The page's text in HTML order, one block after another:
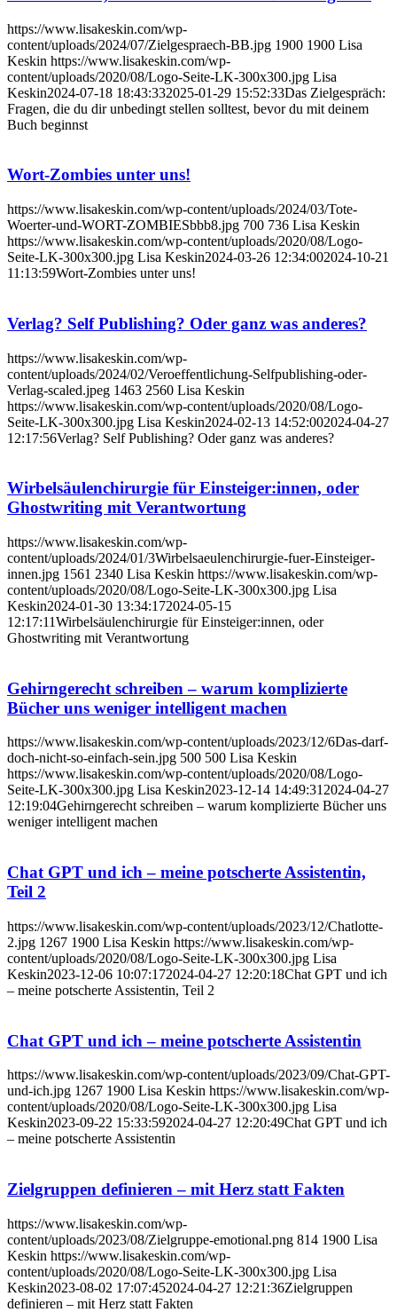
https://www.lisakeskin.com/wp-
content/uploads/2024/07/Zielgespraech-BB.jpg 1900 1900 Lisa
Keskin https://www.lisakeskin.com/wp-
content/uploads/2020/08/Logo-Seite-LK-300x300.jpg Lisa
Keskin2024-07-18 18:43:332025-01-29 15:52:33Das Zielgespräch:
Fragen, die du dir unbedingt stellen solltest, bevor du mit deinem
Buch beginnst
Wort-Zombies unter uns!
https://www.lisakeskin.com/wp-content/uploads/2024/03/Tote-
Woerter-und-WORT-ZOMBIESbbb8.jpg 700 736 Lisa Keskin
https://www.lisakeskin.com/wp-content/uploads/2020/08/Logo-
Seite-LK-300x300.jpg Lisa Keskin2024-03-26 12:34:002024-10-21
11:13:59Wort-Zombies unter uns!
Verlag? Self Publishing? Oder ganz was anderes?
https://www.lisakeskin.com/wp-
content/uploads/2024/02/Veroeffentlichung-Selfpublishing-oder-
Verlag-scaled.jpeg 1463 2560 Lisa Keskin
https://www.lisakeskin.com/wp-content/uploads/2020/08/Logo-
Seite-LK-300x300.jpg Lisa Keskin2024-02-13 14:52:002024-04-27
12:17:56Verlag? Self Publishing? Oder ganz was anderes?
Wirbelsäulenchirurgie für Einsteiger:innen, oder
Ghostwriting mit Verantwortung
https://www.lisakeskin.com/wp-
content/uploads/2024/01/3Wirbelsaeulenchirurgie-fuer-Einsteiger-
innen.jpg 1561 2340 Lisa Keskin https://www.lisakeskin.com/wp-
content/uploads/2020/08/Logo-Seite-LK-300x300.jpg Lisa
Keskin2024-01-30 13:34:172024-05-15
12:17:11Wirbelsäulenchirurgie für Einsteiger:innen, oder
Ghostwriting mit Verantwortung
Gehirngerecht schreiben – warum komplizierte
Bücher uns weniger intelligent machen
https://www.lisakeskin.com/wp-content/uploads/2023/12/6Das-darf-
doch-nicht-so-einfach-sein.jpg 500 500 Lisa Keskin
https://www.lisakeskin.com/wp-content/uploads/2020/08/Logo-
Seite-LK-300x300.jpg Lisa Keskin2023-12-14 14:49:312024-04-27
12:19:04Gehirngerecht schreiben – warum komplizierte Bücher uns
weniger intelligent machen
Chat GPT und ich – meine potscherte Assistentin,
Teil 2
https://www.lisakeskin.com/wp-content/uploads/2023/12/Chatlotte-
2.jpg 1267 1900 Lisa Keskin https://www.lisakeskin.com/wp-
content/uploads/2020/08/Logo-Seite-LK-300x300.jpg Lisa
Keskin2023-12-06 10:07:172024-04-27 12:20:18Chat GPT und ich
– meine potscherte Assistentin, Teil 2
Chat GPT und ich – meine potscherte Assistentin
https://www.lisakeskin.com/wp-content/uploads/2023/09/Chat-GPT-
und-ich.jpg 1267 1900 Lisa Keskin https://www.lisakeskin.com/wp-
content/uploads/2020/08/Logo-Seite-LK-300x300.jpg Lisa
Keskin2023-09-22 15:33:592024-04-27 12:20:49Chat GPT und ich
– meine potscherte Assistentin
Zielgruppen definieren – mit Herz statt Fakten
https://www.lisakeskin.com/wp-
content/uploads/2023/08/Zielgruppe-emotional.png 814 1900 Lisa
Keskin https://www.lisakeskin.com/wp-
content/uploads/2020/08/Logo-Seite-LK-300x300.jpg Lisa
Keskin2023-08-02 17:07:452024-04-27 12:21:36Zielgruppen
definieren – mit Herz statt Fakten